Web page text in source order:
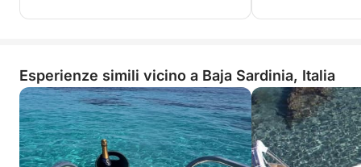
Esperienze simili vicino a Baja Sardinia, Italia